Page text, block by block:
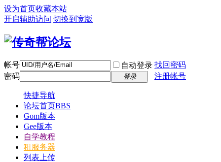
设为首页收藏本站
开启辅助访问 切换到宽版
帐号 自动登录 找回密码
密码
登录 注册帐号
快捷导航
论坛首页BBS
Gom版本
Gee版本
自学教程
租服务器
列表上传